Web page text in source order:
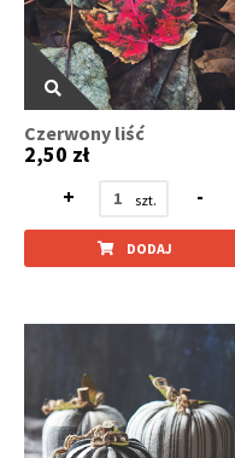
Czerwony liść
2,50 zł
+
-
DODAJ